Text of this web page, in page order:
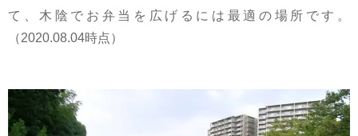
て、木陰でお弁当を広げるには最適の場所です。
（2020.08.04時点）